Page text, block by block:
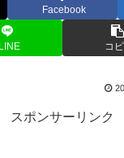
Facebook
LINE コ
スポンサーリンク